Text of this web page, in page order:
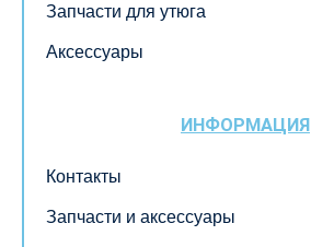
Запчасти для утюга
Аксессуары
ИНФОРМАЦИЯ
Контакты
Запчасти и аксессуары